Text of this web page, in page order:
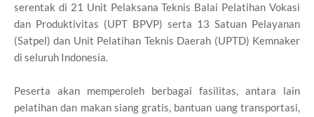
serentak di 21 Unit Pelaksana Teknis Balai Pelatihan Vokasi
dan Produktivitas (UPT BPVP) serta 13 Satuan Pelayanan
(Satpel) dan Unit Pelatihan Teknis Daerah (UPTD) Kemnaker
di seluruh Indonesia.
Peserta akan memperoleh berbagai fasilitas, antara lain
pelatihan dan makan siang gratis, bantuan uang transportasi,